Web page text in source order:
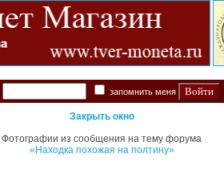
запомнить меня
Закрыть окно
Фотографии из сообщения на тему форума
«Находка похожая на полтину»